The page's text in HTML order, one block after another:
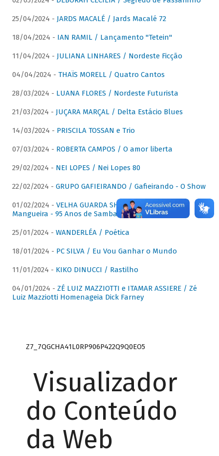
25/04/2024 - JARDS MACALÉ / Jards Macalé 72
18/04/2024 - IAN RAMIL / Lançamento "Tetein"
11/04/2024 - JULIANA LINHARES / Nordeste Ficção
04/04/2024 - THAÏS MORELL / Quatro Cantos
28/03/2024 - LUANA FLORES / Nordeste Futurista
21/03/2024 - JUÇARA MARÇAL / Delta Estácio Blues
14/03/2024 - PRISCILA TOSSAN e Trio
07/03/2024 - ROBERTA CAMPOS / O amor liberta
29/02/2024 - NEI LOPES / Nei Lopes 80
22/02/2024 - GRUPO GAFIEIRANDO / Gafieirando - O Show
01/02/2024 - VELHA GUARDA SHOW DA MANGUEIRA /
Mangueira - 95 Anos de Samba
25/01/2024 - WANDERLÉA / Poética
18/01/2024 - PC SILVA / Eu Vou Ganhar o Mundo
11/01/2024 - KIKO DINUCCI / Rastilho
04/01/2024 - ZÉ LUIZ MAZZIOTTI e ITAMAR ASSIERE / Zé
Luiz Mazziotti Homenageia Dick Farney
Z7_7QGCHA41L0RP906P422Q9Q0EO5
Visualizador
do Conteúdo
da Web